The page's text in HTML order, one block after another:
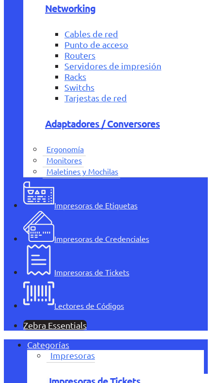
Networking
Cables de red
Punto de acceso
Routers
Servidores de impresión
Racks
Switchs
Tarjestas de red
Adaptadores / Conversores
Ergonomía
Monitores
Maletines y Mochilas
Impresoras de Etiquetas
Impresoras de Credenciales
Impresoras de Tickets
Lectores de Códigos
Zebra Essentials
Categorías
Impresoras